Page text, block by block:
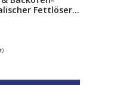
Fettlöser